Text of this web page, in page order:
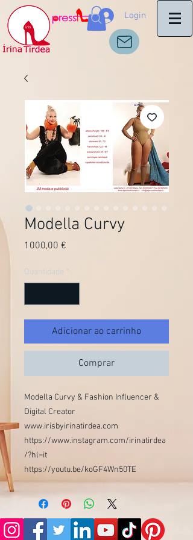
Login
Modella Curvy
1000,00 €
Quantidade *
Adicionar ao carrinho
Comprar
Modella Curvy & Fashion Influencer &
Digital Creator
www.irisbyirinatirdea.com
https://www.instagram.com/irinatirdea
/?hl=it
https://youtu.be/koGF4Wn50TE